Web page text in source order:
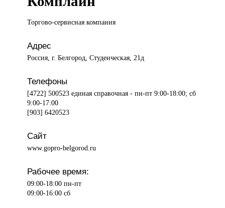
Торгово-сервисная компания
Адрес
Россия, г. Белгород, Студенческая, 21д
Телефоны
[4722] 500523 единая справочная - пн-пт 9:00-18:00; сб
9:00-17:00
[903] 6420523
Сайт
www.gopro-belgorod.ru
Рабочее время:
09:00-18:00 пн-пт
09:00-16:00 сб